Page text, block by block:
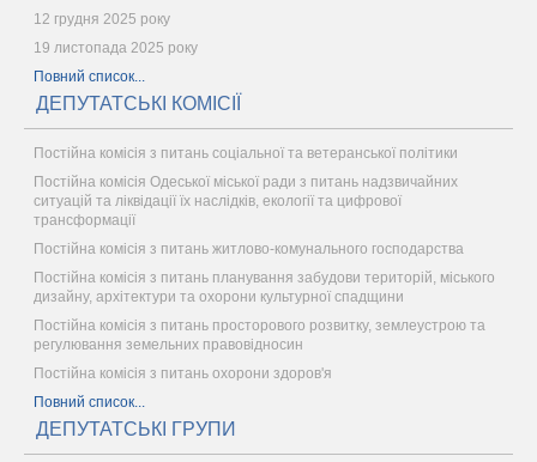
12 грудня 2025 року
19 листопада 2025 року
Повний список...
ДЕПУТАТСЬКІ КОМІСІЇ
Постійна комісія з питань соціальної та ветеранської політики
Постійна комісія Одеської міської ради з питань надзвичайних
ситуацій та ліквідації їх наслідків, екології та цифрової
трансформації
Постійна комісія з питань житлово-комунального господарства
Постійна комісія з питань планування забудови територій, міського
дизайну, архітектури та охорони культурної спадщини
Постійна комісія з питань просторового розвитку, землеустрою та
регулювання земельних правовідносин
Постійна комісія з питань охорони здоров'я
Повний список...
ДЕПУТАТСЬКІ ГРУПИ